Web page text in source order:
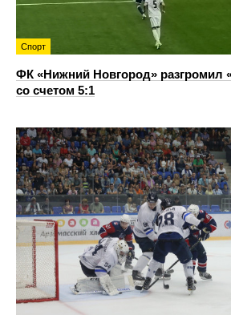
Спорт
ФК «Нижний Новгород» разгромил
со счетом 5:1